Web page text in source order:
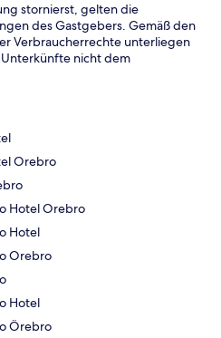
stornierst, gelten die
des Gastgebers. Gemäß den
Verbraucherrechte unterliegen
nicht dem
Orebro
Hotel Orebro
Hotel
Orebro
Hotel
Örebro